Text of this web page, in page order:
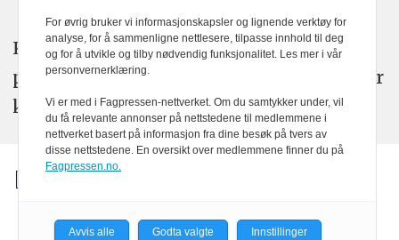
KOM24 arbeider etter Vær Varsom-
plakatens regler for god presseskikk. Her
kan du lese mer omPFUsarbeid.
For øvrig bruker vi informasjonskapsler og lignende verktøy for
analyse, for å sammenligne nettlesere, tilpasse innhold til deg
og for å utvikle og tilby nødvendig funksjonalitet. Les mer i vår
personvernerklæring.
Vi er med i Fagpressen-nettverket. Om du samtykker under, vil
du få relevante annonser på nettstedene til medlemmene i
nettverket basert på informasjon fra dine besøk på tvers av
disse nettstedene. En oversikt over medlemmene finner du på
Fagpressen.no.
Avvis alle Godta valgte Innstillinger